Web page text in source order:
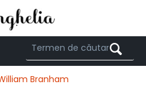
Branham